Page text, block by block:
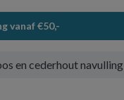
vanaf €50,-
en cederhout navulling